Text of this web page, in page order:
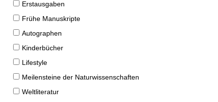
Erstausgaben
Frühe Manuskripte
Autographen
Kinderbücher
Lifestyle
Meilensteine der Naturwissenschaften
Weltliteratur